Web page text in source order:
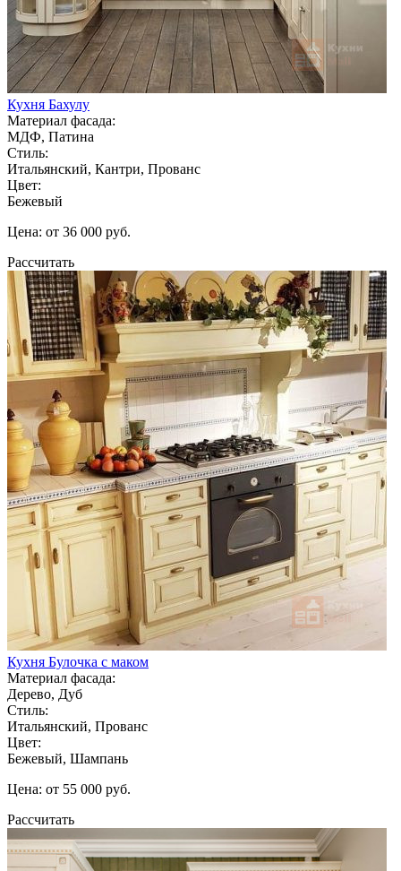
Кухня Бахулу
Материал фасада:
МДФ, Патина
Стиль:
Итальянский, Кантри, Прованс
Цвет:
Бежевый
Цена: от 36 000 руб.
Рассчитать
Кухня Булочка с маком
Материал фасада:
Дерево, Дуб
Стиль:
Итальянский, Прованс
Цвет:
Бежевый, Шампань
Цена: от 55 000 руб.
Рассчитать